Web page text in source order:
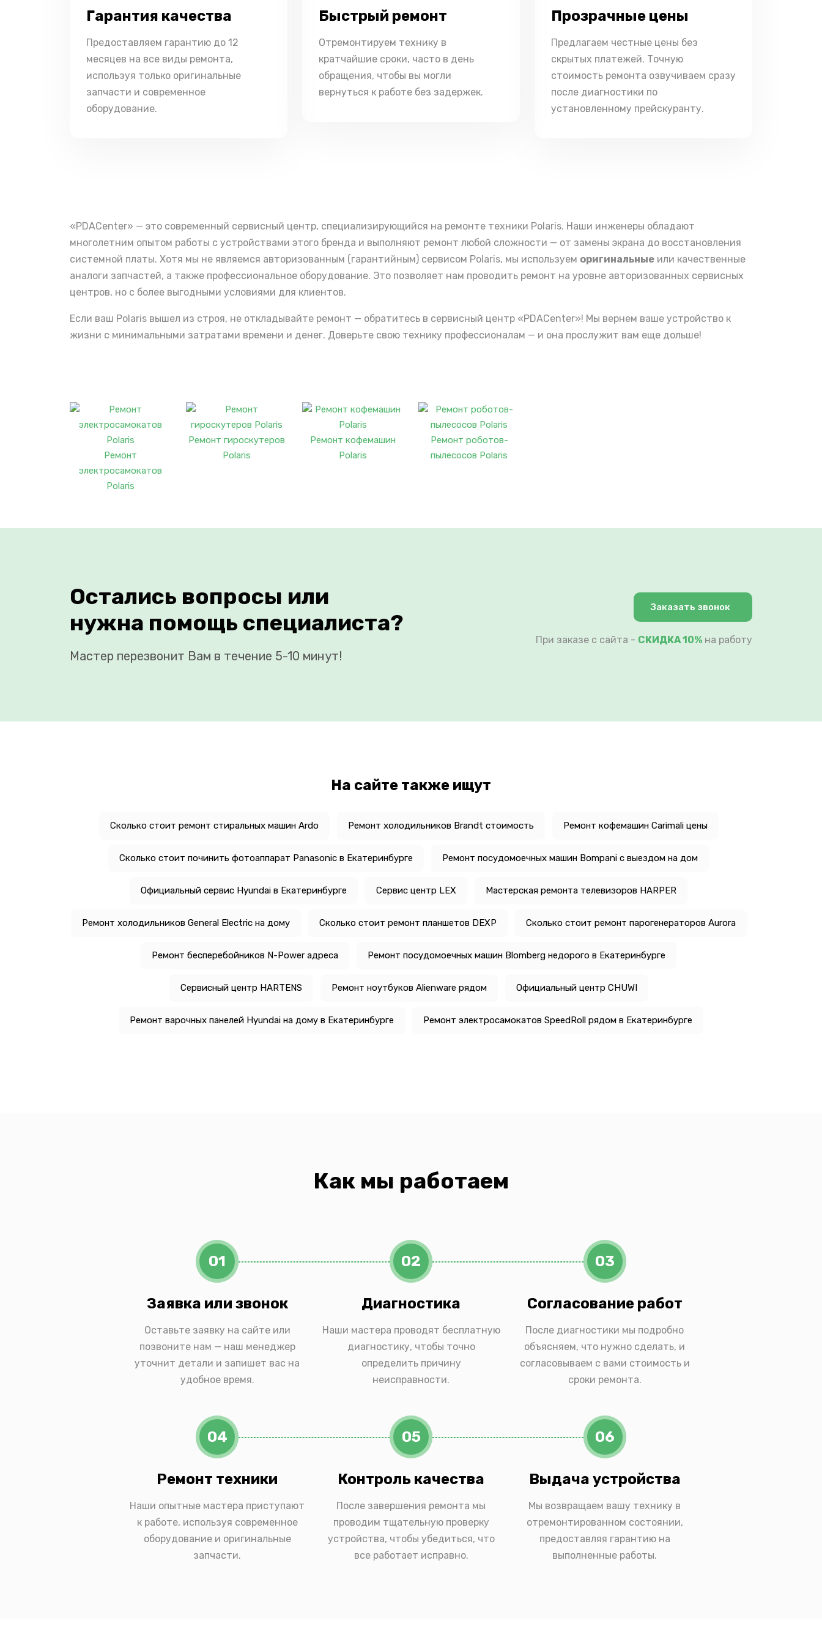
Гарантия качества
Предоставляем гарантию до 12
месяцев на все виды ремонта,
используя только оригинальные
запчасти и современное
оборудование.
Быстрый ремонт
Отремонтируем технику в
кратчайшие сроки, часто в день
обращения, чтобы вы могли
вернуться к работе без задержек.
Прозрачные цены
Предлагаем честные цены без
скрытых платежей. Точную
стоимость ремонта озвучиваем сразу
после диагностики по
установленному прейскуранту.
«PDACenter» — это современный сервисный центр, специализирующийся на ремонте техники Polaris. Наши инженеры обладают
многолетним опытом работы с устройствами этого бренда и выполняют ремонт любой сложности — от замены экрана до восстановления
системной платы. Хотя мы не являемся авторизованным (гарантийным) сервисом Polaris, мы используем оригинальные или качественные
аналоги запчастей, а также профессиональное оборудование. Это позволяет нам проводить ремонт на уровне авторизованных сервисных
центров, но с более выгодными условиями для клиентов.
Если ваш Polaris вышел из строя, не откладывайте ремонт — обратитесь в сервисный центр «PDACenter»! Мы вернем ваше устройство к
жизни с минимальными затратами времени и денег. Доверьте свою технику профессионалам — и она прослужит вам еще дольше!
Ремонт
электросамокатов
Polaris
Ремонт гироскутеров
Polaris
Ремонт кофемашин
Polaris
Ремонт роботов-
пылесосов Polaris
Остались вопросы или
нужна помощь специалиста?
Мастер перезвонит Вам в течение 5-10 минут!
Заказать звонок
При заказе с сайта - СКИДКА 10% на работу
На сайте также ищут
Сколько стоит ремонт стиральных машин Ardo Ремонт холодильников Brandt стоимость Ремонт кофемашин Carimali цены
Сколько стоит починить фотоаппарат Panasonic в Екатеринбурге Ремонт посудомоечных машин Bompani с выездом на дом
Официальный сервис Hyundai в Екатеринбурге Сервис центр LEX Мастерская ремонта телевизоров HARPER
Ремонт холодильников General Electric на дому Сколько стоит ремонт планшетов DEXP Сколько стоит ремонт парогенераторов Aurora
Ремонт бесперебойников N-Power адреса Ремонт посудомоечных машин Blomberg недорого в Екатеринбурге
Сервисный центр HARTENS Ремонт ноутбуков Alienware рядом Официальный центр CHUWI
Ремонт варочных панелей Hyundai на дому в Екатеринбурге Ремонт электросамокатов SpeedRoll рядом в Екатеринбурге
Как мы работаем
01
Заявка или звонок
Оставьте заявку на сайте или
позвоните нам — наш менеджер
уточнит детали и запишет вас на
удобное время.
02
Диагностика
Наши мастера проводят бесплатную
диагностику, чтобы точно
определить причину
неисправности.
03
Согласование работ
После диагностики мы подробно
объясняем, что нужно сделать, и
согласовываем с вами стоимость и
сроки ремонта.
04
Ремонт техники
Наши опытные мастера приступают
к работе, используя современное
оборудование и оригинальные
запчасти.
05
Контроль качества
После завершения ремонта мы
проводим тщательную проверку
устройства, чтобы убедиться, что
все работает исправно.
06
Выдача устройства
Мы возвращаем вашу технику в
отремонтированном состоянии,
предоставляя гарантию на
выполненные работы.